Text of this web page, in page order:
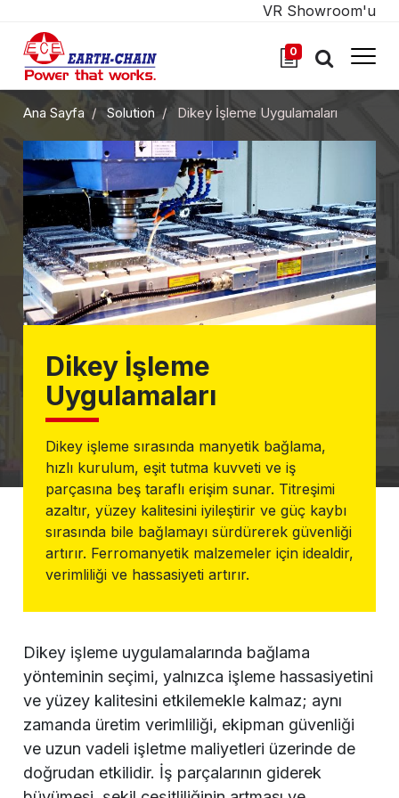
0
VR Showroom'u
Ana Sayfa Solution Dikey İşleme Uygulamaları
Dikey İşleme
Uygulamaları
Dikey işleme sırasında manyetik bağlama,
hızlı kurulum, eşit tutma kuvveti ve iş
parçasına beş taraflı erişim sunar. Titreşimi
azaltır, yüzey kalitesini iyileştirir ve güç kaybı
sırasında bile bağlamayı sürdürerek güvenliği
artırır. Ferromanyetik malzemeler için idealdir,
verimliliği ve hassasiyeti artırır.
Dikey işleme uygulamalarında bağlama
yönteminin seçimi, yalnızca işleme hassasiyetini
ve yüzey kalitesini etkilemekle kalmaz; aynı
zamanda üretim verimliliği, ekipman güvenliği
ve uzun vadeli işletme maliyetleri üzerinde de
doğrudan etkilidir. İş parçalarının giderek